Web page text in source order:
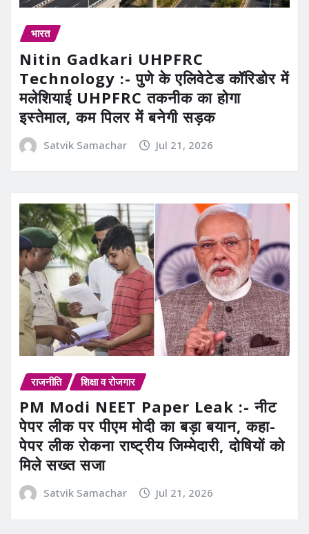
भारत
Nitin Gadkari UHPFRC
Technology :- पुणे के एलिवेटेड कॉरिडोर में
मलेशियाई UHPFRC तकनीक का होगा
इस्तेमाल, कम पिलर में बनेगी सड़क
Satvik Samachar Jul 21, 2026
राजनीति शिक्षा व रोजगार
PM Modi NEET Paper Leak :- नीट
पेपर लीक पर पीएम मोदी का बड़ा बयान, कहा-
पेपर लीक रोकना राष्ट्रीय जिम्मेदारी, दोषियों को
मिले सख्त सजा
Satvik Samachar Jul 21, 2026